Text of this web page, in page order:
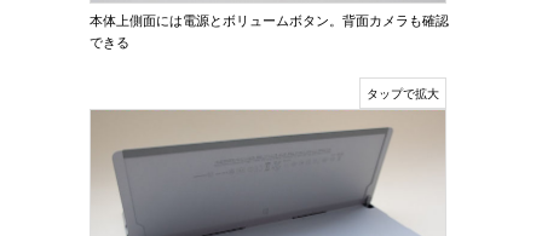
本体上側面には電源とボリュームボタン。背面カメラも確認
できる